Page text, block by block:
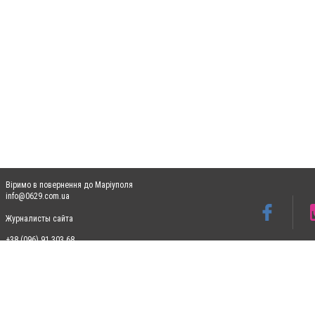
Віримо в повернення до Маріуполя
info@0629.com.ua
Журналисты сайта
+38 (096) 91 303 68